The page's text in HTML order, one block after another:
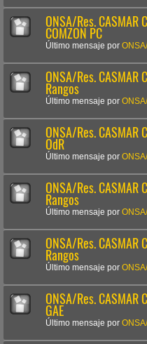
ONSA/Res.
COMZON PC
Último mensaje por
ONSA/Res.
Rangos
Último mensaje por
ONSA/Res. CASMAR
OdR
Último mensaje por
ONSA/Res.
Rangos
Último mensaje por
ONSA/Res.
Rangos
Último mensaje por
ONSA/Res.
GAE
Último mensaje por